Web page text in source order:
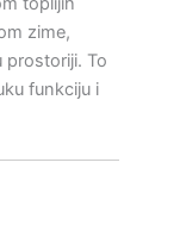
zime,
prostoriji. To
funkciju i